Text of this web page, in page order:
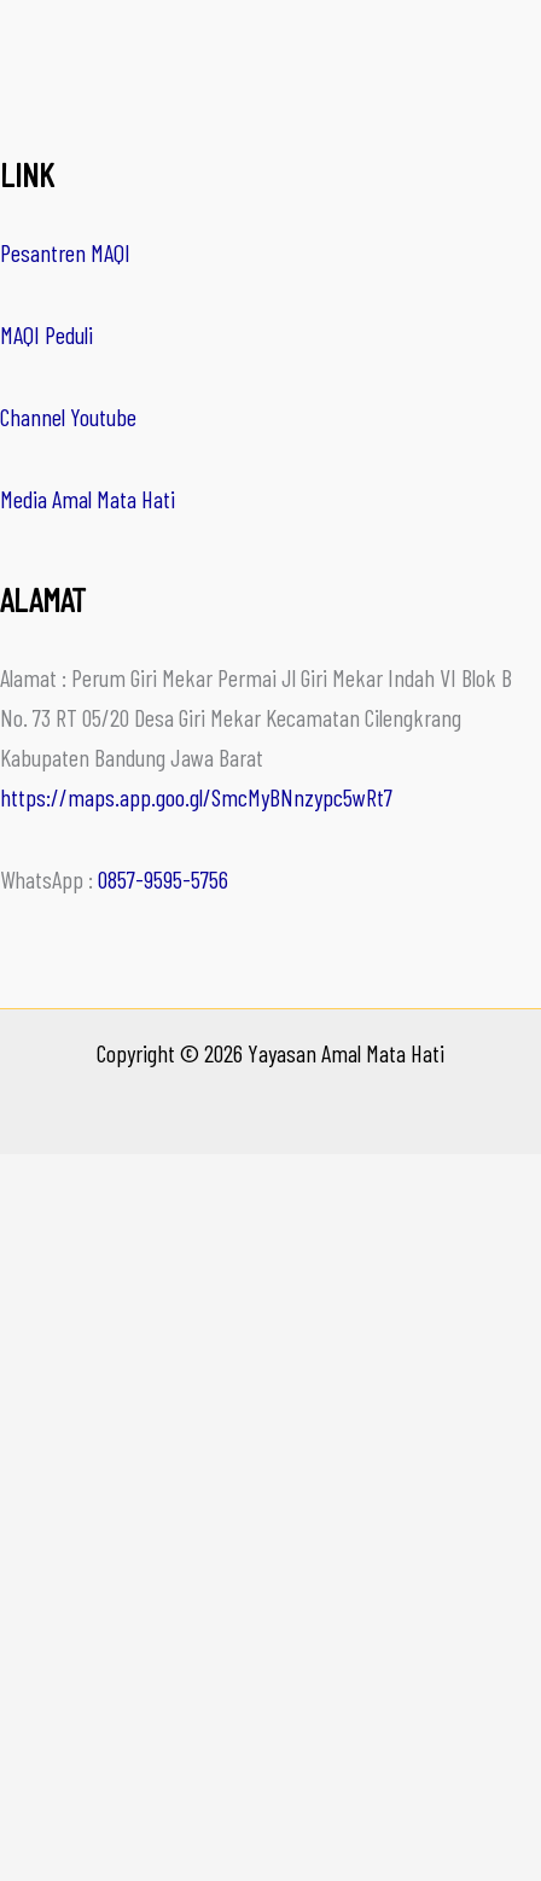
LINK
Pesantren MAQI
MAQI Peduli
Channel Youtube
Media Amal Mata Hati
ALAMAT
Alamat : Perum Giri Mekar Permai Jl Giri Mekar Indah VI Blok B
No. 73 RT 05/20 Desa Giri Mekar Kecamatan Cilengkrang
Kabupaten Bandung Jawa Barat
https://maps.app.goo.gl/SmcMyBNnzypc5wRt7
WhatsApp : 0857-9595-5756
Copyright © 2026 Yayasan Amal Mata Hati